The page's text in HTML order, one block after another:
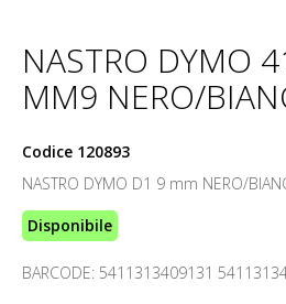
NASTRO DYMO
MM9 NERO/
Codice 120893
NASTRO DYMO D1 9 mm NERO/
Disponibile
BARCODE: 5411313409131